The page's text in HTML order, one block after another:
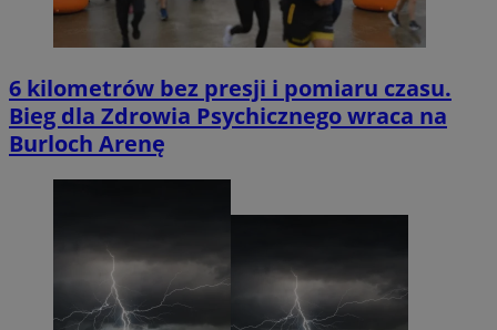
6 kilometrów bez presji i pomiaru czasu.
Bieg dla Zdrowia Psychicznego wraca na
Burloch Arenę